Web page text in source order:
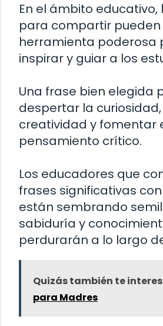
En el ámbito educativo,
para compartir pueden
herramienta poderosa
inspirar y guiar a los
Una frase bien elegida
despertar la
creatividad y fomentar
pensamiento crítico.
Los educadores que
frases significativas
están sembrando
sabiduría y
perdurarán a lo largo
Quizás también te
para Madres